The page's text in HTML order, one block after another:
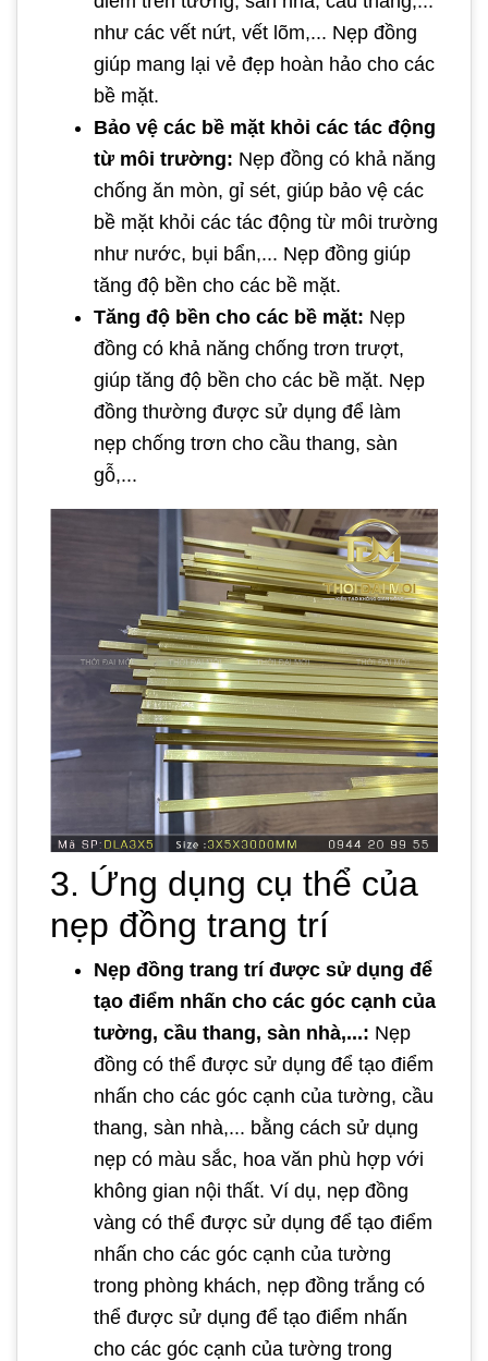
như các vết nứt, vết lõm,... Nẹp đồng
giúp mang lại vẻ đẹp hoàn hảo cho các
bề mặt.
Bảo vệ các bề mặt khỏi các tác động
từ môi trường: Nẹp đồng có khả năng
chống ăn mòn, gỉ sét, giúp bảo vệ các
bề mặt khỏi các tác động từ môi trường
như nước, bụi bẩn,... Nẹp đồng giúp
tăng độ bền cho các bề mặt.
Tăng độ bền cho các bề mặt: Nẹp
đồng có khả năng chống trơn trượt,
giúp tăng độ bền cho các bề mặt. Nẹp
đồng thường được sử dụng để làm
nẹp chống trơn cho cầu thang, sàn
gỗ,...
3. Ứng dụng cụ thể của
nẹp đồng trang trí
Nẹp đồng trang trí được sử dụng để
tạo điểm nhấn cho các góc cạnh của
tường, cầu thang, sàn nhà,...: Nẹp
đồng có thể được sử dụng để tạo điểm
nhấn cho các góc cạnh của tường, cầu
thang, sàn nhà,... bằng cách sử dụng
nẹp có màu sắc, hoa văn phù hợp với
không gian nội thất. Ví dụ, nẹp đồng
vàng có thể được sử dụng để tạo điểm
nhấn cho các góc cạnh của tường
trong phòng khách, nẹp đồng trắng có
thể được sử dụng để tạo điểm nhấn
cho các góc cạnh của tường trong